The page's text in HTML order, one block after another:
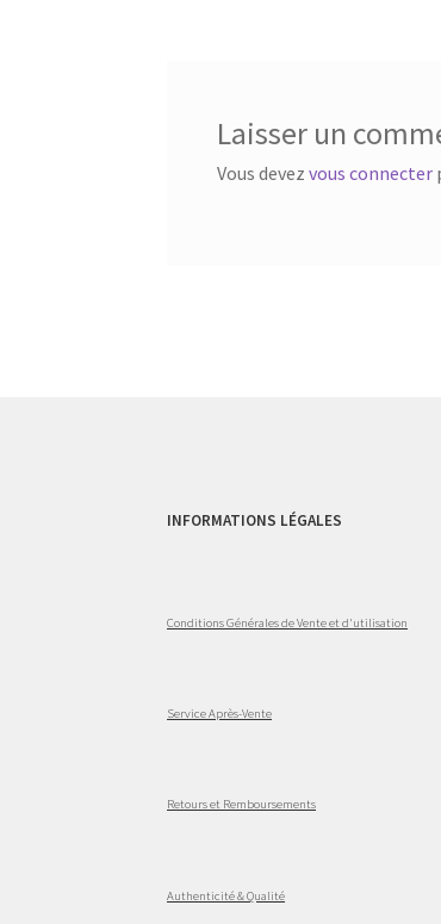
Laisser un
Vous devez vous connecter
INFORMATIONS LÉGALES
Conditions Générales de Vente et d'utilisation
Service Après-Vente
Retours et Remboursements
Authenticité & Qualité